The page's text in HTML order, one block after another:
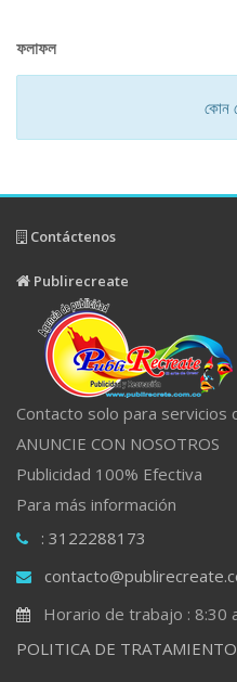
ফলাফল
কোন
Contáctenos
Publirecreate
Contacto solo para servicios
ANUNCIE CON NOSOTROS
Publicidad 100% Efectiva
Para más información
: 3122288173
Horario de trabajo : 8:30
POLITICA DE